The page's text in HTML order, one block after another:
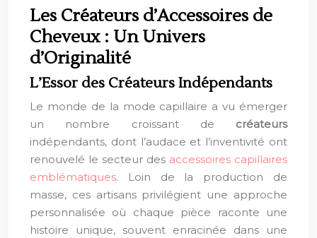
Les Créateurs d’Accessoires de
Cheveux : Un Univers
d’Originalité
L’Essor des Créateurs Indépendants
Le monde de la mode capillaire a vu émerger
un nombre croissant de créateurs
indépendants, dont l’audace et l’inventivité ont
renouvelé le secteur des accessoires capillaires
emblématiques. Loin de la production de
masse, ces artisans privilégient une approche
personnalisée où chaque pièce raconte une
histoire unique, souvent enracinée dans une